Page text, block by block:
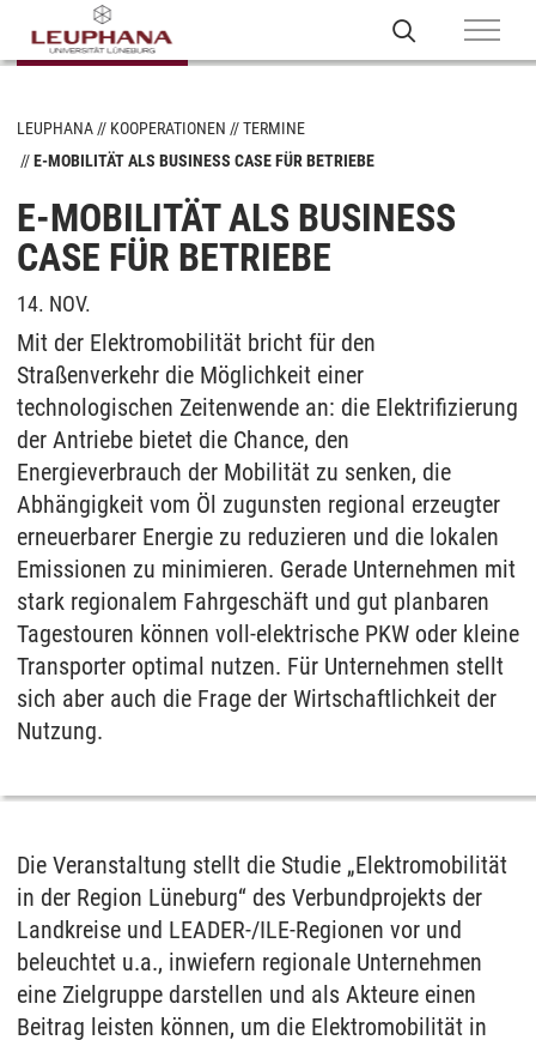
LEUPHANA KOOPERATIONEN
TERMINE
E-MOBILITÄT ALS BUSINESS CASE FÜR BETRIEBE
E-MOBILITÄT ALS BUSINESS
CASE FÜR BETRIEBE
14. NOV.
Mit der Elektromobilität bricht für den
Straßenverkehr die Möglichkeit einer
technologischen Zeitenwende an: die Elektrifizierung
der Antriebe bietet die Chance, den
Energieverbrauch der Mobilität zu senken, die
Abhängigkeit vom Öl zugunsten regional erzeugter
erneuerbarer Energie zu reduzieren und die lokalen
Emissionen zu minimieren. Gerade Unternehmen mit
stark regionalem Fahrgeschäft und gut planbaren
Tagestouren können voll-elektrische PKW oder kleine
Transporter optimal nutzen. Für Unternehmen stellt
sich aber auch die Frage der Wirtschaftlichkeit der
Nutzung.
Die Veranstaltung stellt die Studie „Elektromobilität
in der Region Lüneburg“ des Verbundprojekts der
Landkreise und LEADER-/ILE-Regionen vor und
beleuchtet u.a., inwiefern regionale Unternehmen
eine Zielgruppe darstellen und als Akteure einen
Beitrag leisten können, um die Elektromobilität in